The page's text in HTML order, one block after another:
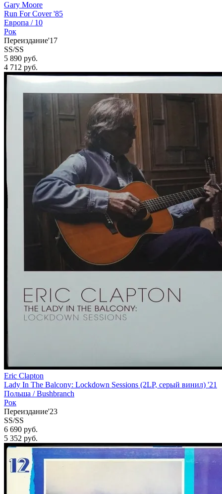
Gary Moore
Run For Cover '85
Европа / 10
Рок
Переиздание'17
SS/SS
5 890 руб.
4 712 руб.
Eric Clapton
Lady In The Balcony: Lockdown Sessions (2LP, серый винил) '21
Польша /Bushbranch
Рок
Переиздание'23
SS/SS
6 690 руб.
5 352 руб.